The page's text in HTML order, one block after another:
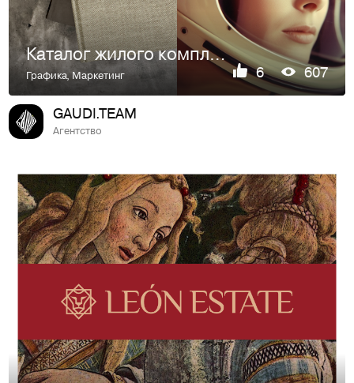
Каталог жилого комплекса «Чайка»
Графика,Маркетинг 6 607
GAUDI.TEAM
Агентство